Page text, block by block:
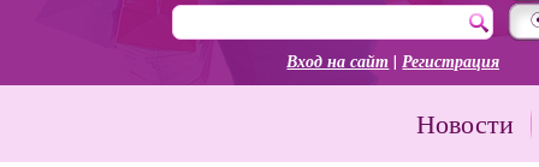
Вход на сайт |Регистрация
Новости